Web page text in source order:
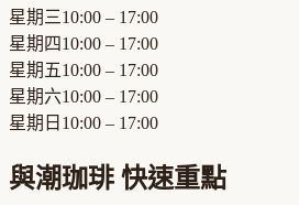
星期三10:00 – 17:00
星期四10:00 – 17:00
星期五10:00 – 17:00
星期六10:00 – 17:00
星期日 10:00 – 17:00
與潮珈琲 快速重點